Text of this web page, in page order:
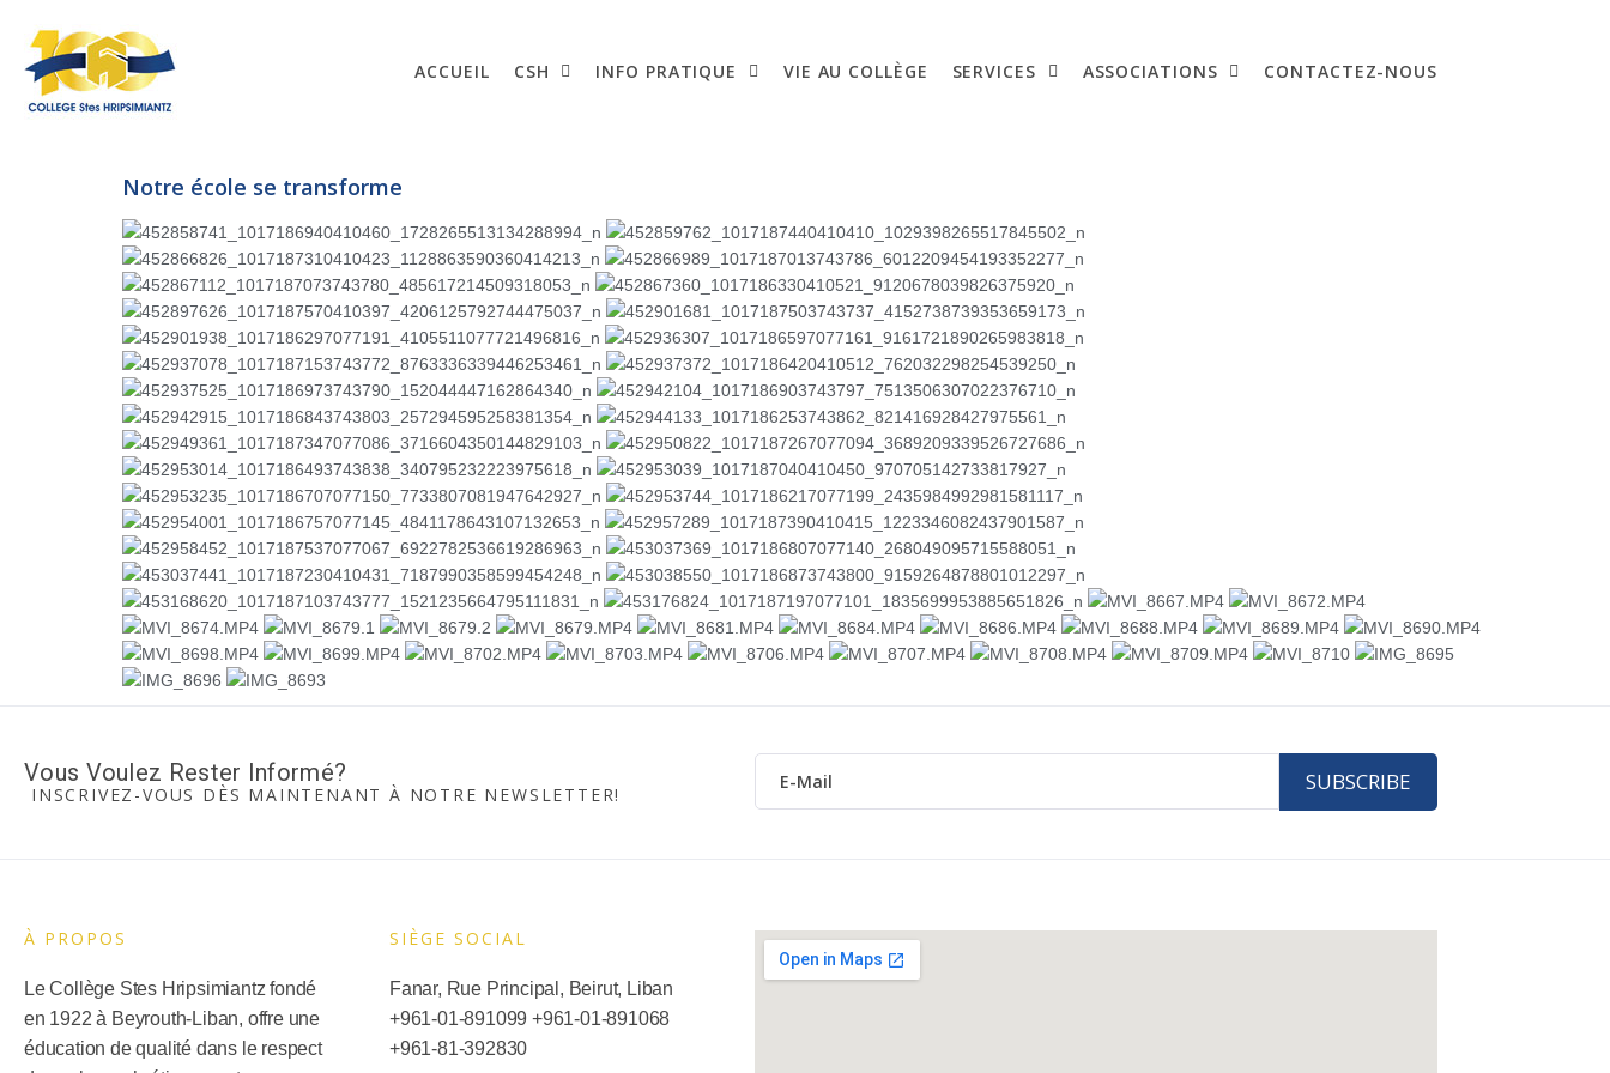
ACCUEIL CSH INFO PRATIQUE VIE AU COLLÈGE SERVICES ASSOCIATIONS CONTACTEZ-NOUS
Notre école se transforme
Vous Voulez Rester Informé?
INSCRIVEZ-VOUS DÈS MAINTENANT À NOTRE NEWSLETTER! SUBSCRIBE
À PROPOS
Le Collège Stes Hripsimiantz fondé
en 1922 à Beyrouth-Liban, offre une
éducation de qualité dans le respect
SIÈGE SOCIAL​
Fanar, Rue Principal, Beirut, Liban
+961-01-891099 +961-01-891068
+961-81-392830